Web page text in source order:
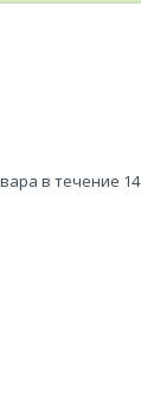
в течение 14